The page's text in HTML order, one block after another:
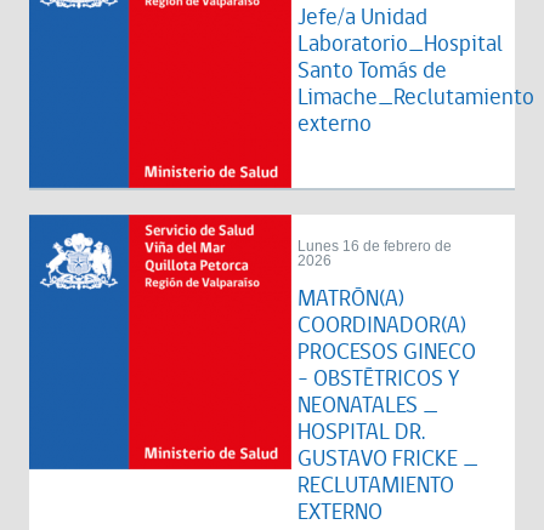
Jefe/a Unidad
Laboratorio_Hospital
Santo Tomás de
Limache_Reclutamiento
externo
Lunes 16 de febrero de
2026
MATRÓN(A)
COORDINADOR(A)
PROCESOS GINECO
– OBSTÉTRICOS Y
NEONATALES _
HOSPITAL DR.
GUSTAVO FRICKE _
RECLUTAMIENTO
EXTERNO